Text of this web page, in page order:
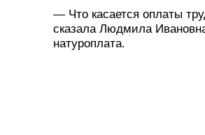
— Что касается оплаты
сказала Людмила
натуроплата.